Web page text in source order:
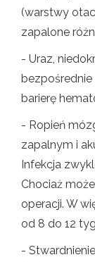
(warstwy
zapalone
- Uraz,
bezpośrednie
barierę
- Ropień
zapalnym i
Infekcja
Chociaż
operacji. W
od 8 do 12
-